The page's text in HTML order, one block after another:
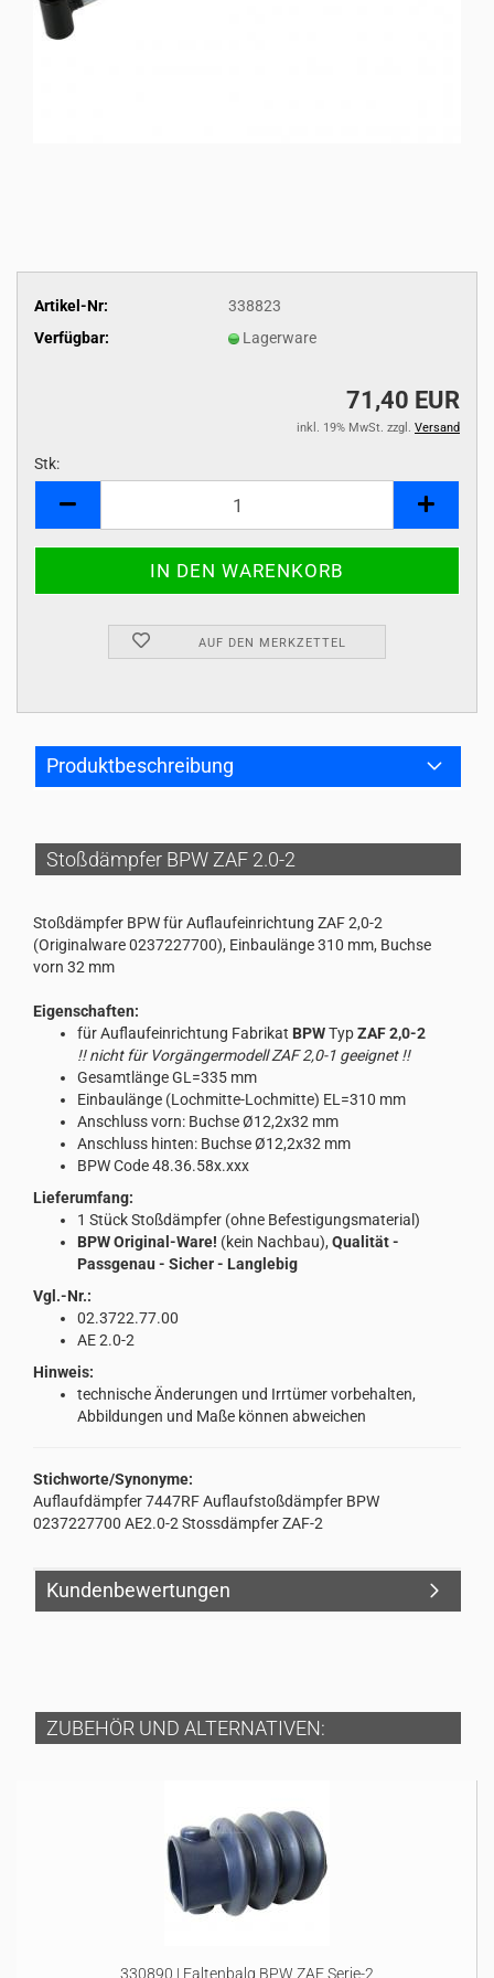
Artikel-Nr:
338823
Verfügbar:
Lagerware
71,40 EUR
inkl. 19% MwSt. zzgl. Versand
Stk:
AUF DEN MERKZETTEL
Produktbeschreibung
Stoßdämpfer BPW ZAF 2.0-2
Stoßdämpfer BPW für Auflaufeinrichtung ZAF 2,0-2
(Originalware 0237227700), Einbaulänge 310 mm, Buchse
vorn 32 mm
Eigenschaften:
für Auflaufeinrichtung Fabrikat BPWTypZAF 2,0-2
!! nicht für Vorgängermodell ZAF 2,0-1 geeignet !!
Gesamtlänge GL=335 mm
Einbaulänge (Lochmitte-Lochmitte) EL=310 mm
Anschluss vorn: Buchse Ø12,2x32 mm
Anschluss hinten: Buchse Ø12,2x32 mm
BPW Code 48.36.58x.xxx
Lieferumfang:
1 Stück Stoßdämpfer (ohne Befestigungsmaterial)
BPW Original-Ware! (kein Nachbau), Qualität -
Passgenau - Sicher - Langlebig
Vgl.-Nr.:
02.3722.77.00
AE 2.0-2
Hinweis:
technische Änderungen und Irrtümer vorbehalten,
Abbildungen und Maße können abweichen
Stichworte/Synonyme:
Auflaufdämpfer 7447RF Auflaufstoßdämpfer BPW
0237227700 AE2.0-2 Stossdämpfer ZAF-2
Kundenbewertungen
ZUBEHÖR UND ALTERNATIVEN:
330890 | Faltenbalg BPW ZAF Serie-2